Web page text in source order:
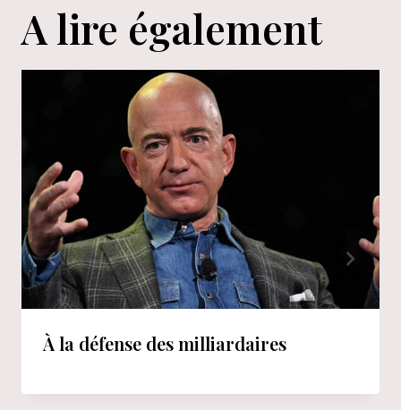
A lire également
À la défense des milliardaires